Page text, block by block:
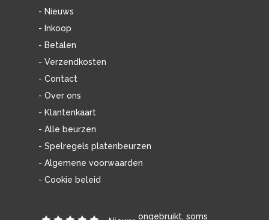
- Nieuws
- Inkoop
- Betalen
- Verzendkosten
- Contact
- Over ons
- Klantenkaart
- Alle beurzen
- Spelregels platenbeurzen
- Algemene voorwaarden
- Cookie beleid
ongebruikt, soms